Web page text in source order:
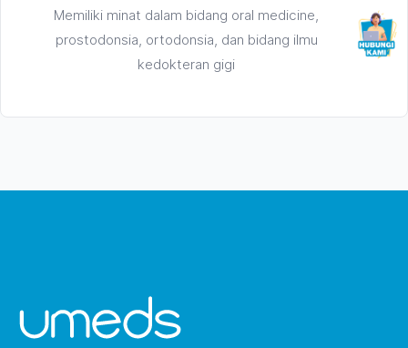
Memiliki minat dalam bidang oral medicine,
prostodonsia, ortodonsia, dan bidang ilmu
kedokteran gigi